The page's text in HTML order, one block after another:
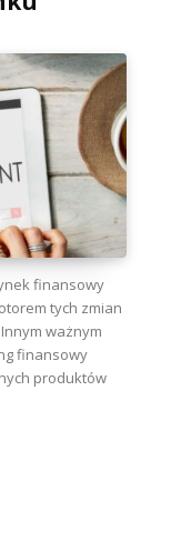
finansowy
tych zmian
ważnym
finansowy
produktów